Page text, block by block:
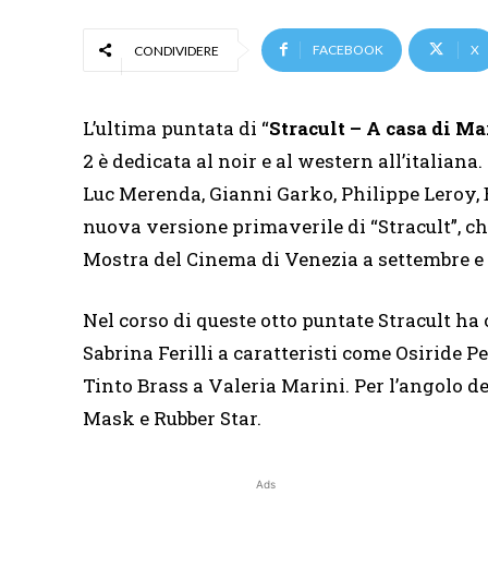
CONDIVIDERE FACEBOOK X
L’ultima puntata di “Stracult – A casa di
2 è dedicata al noir e al western
Luc Merenda, Gianni Garko, Philippe
nuova versione primaverile di “Stracult”,
Mostra del Cinema di Venezia a settembre
Nel corso di queste otto puntate Stracult
Sabrina Ferilli a caratteristi come Osiride
Tinto Brass a Valeria Marini. Per l’angolo
Mask e Rubber Star.
Ads